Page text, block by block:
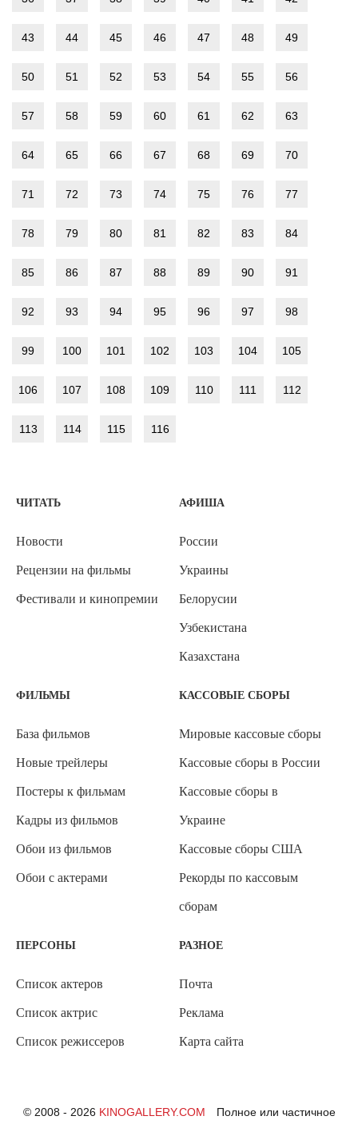
43 44 45 46 47 48 49
50 51 52 53 54 55 56
57 58 59 60 61 62 63
64 65 66 67 68 69 70
71 72 73 74 75 76 77
78 79 80 81 82 83 84
85 86 87 88 89 90 91
92 93 94 95 96 97 98
99 100 101 102 103 104 105
106 107 108 109 110 111 112
113 114 115 116
ЧИТАТЬ
Новости
Рецензии на фильмы
Фестивали и кинопремии
АФИША
России
Украины
Белорусии
Узбекистана
Казахстана
ФИЛЬМЫ
База фильмов
Новые трейлеры
Постеры к фильмам
Кадры из фильмов
Обои из фильмов
Обои с актерами
КАССОВЫЕ СБОРЫ
Мировые кассовые сборы
Кассовые сборы в России
Кассовые сборы в
Украине
Кассовые сборы США
Рекорды по кассовым
сборам
ПЕРСОНЫ
Список актеров
Список актрис
Список режиссеров
РАЗНОЕ
Почта
Реклама
Карта сайта
© 2008 - 2026 KINOGALLERY.COM
Полное или частичное